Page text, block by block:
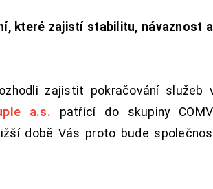
které zajistí stabilitu, návaznost
zajistit pokračování služeb
a.s. patřící do skupiny
době Vás proto bude